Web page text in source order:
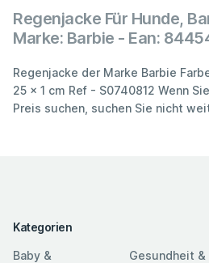
Regenjacke Für Hunde,
Marke: Barbie - Ean:
Regenjacke der Marke Barbie
25 x 1 cm Ref - S0740812 Wenn
Preis suchen, suchen Sie nicht
Kategorien
Baby &
Gesundheit &